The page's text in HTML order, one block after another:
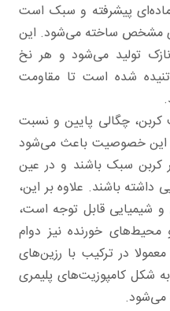
ماده‌ای پیشرفته و سبک است
مشخص ساخته می‌شود. این
تولید می‌شود و هر نخ
شده‌ است تا مقاومت
کربن، چگالی پایین و نسبت
این خصوصیت باعث می‌شود
کربن سبک باشند و در عین
داشته باشند. علاوه بر این،
و شیمیایی قابل توجه است،
محیط‌های خورنده نیز دوام
در ترکیب با رزین‌های
شکل کامپوزیت‌های پلیمری
می‌شود.